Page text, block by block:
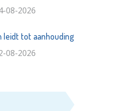
08-2026
leidt tot aanhouding
08-2026